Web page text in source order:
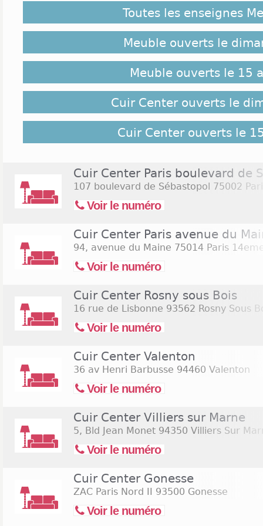
français. Il y en a notamment 14 en Ile-de-
zones d'activité commerciale du fait des surfaces
en PACA; 5 en Aquitaine, Pays de Loire, Nord
Champagne-Ardenne et dans le Centre... Cuir
et le Limousin. Concrètement, l'enseigne est
françaises. Mais pas seulement puisqu'elle a
en Suisse et en Belgique, sous l'enseigne Cuir n°1.
Dans chacun de ces magasins, plus de trois
coeur. Par contre, les horaires varient en
règle générale, les magasins Cuir Center sont
9h30 (ou 10h) à midi (ou 12h30) et de 14h à
continue le samedi. Certains, mais une minorité,
Consultez la liste des magasins en bas de
ouverts le dimanche 9 août 2026 ou
(Assomption).
Toutes les enseignes
Meuble ouverts le
Meuble ouverts le 15
Cuir Center ouverts le
Cuir Center ouverts le
Cuir Center Paris boulevard de
107 boulevard de Sébastopol 75002
Voir le numéro
Cuir Center Paris avenue du
94, avenue du Maine 75014 Paris
Voir le numéro
Cuir Center Rosny sous Bois
16 rue de Lisbonne 93562 Rosny Sous
Voir le numéro
Cuir Center Valenton
36 av Henri Barbusse 94460 Valenton
Voir le numéro
Cuir Center Villiers sur Marne
5, Bld Jean Monet 94350 Villiers Sur
Voir le numéro
Cuir Center Gonesse
ZAC Paris Nord II 93500 Gonesse
Voir le numéro